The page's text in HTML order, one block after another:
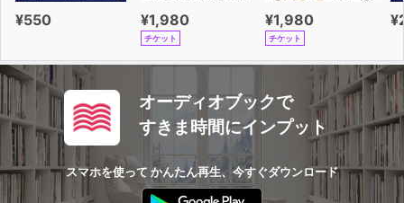
¥550 ¥1,980
チケット
¥1,980
チケット
オーディオブックで
すきま時間にインプット
スマホを使って かんたん再生、今すぐダウンロード